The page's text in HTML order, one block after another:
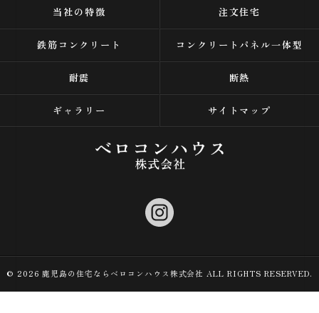
当社の特徴 注文住宅
鉄筋コンクリート コンクリートパネル一体型
耐震 断熱
ギャラリー サイトマップ
© 2026 鹿児島の住宅ならベロコンハウス株式会社 ALL RIGHTS RESERVED.